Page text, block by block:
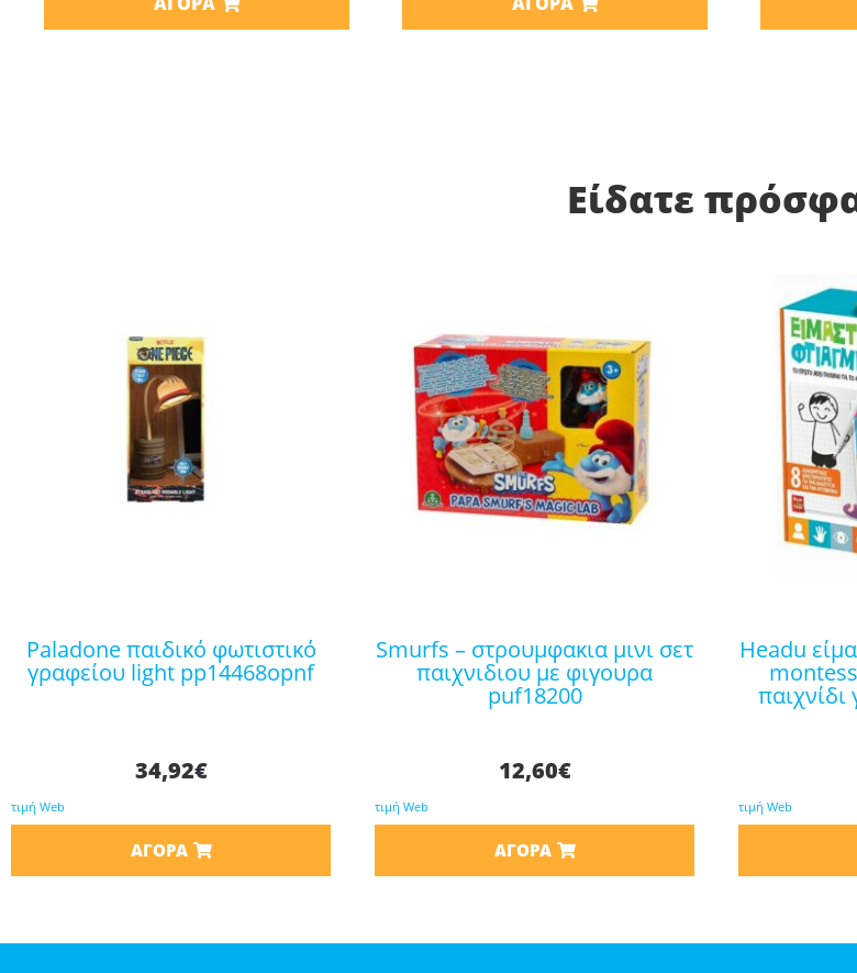
Είδατε
paladone παιδικό φωτιστικό
γραφείου light pp14468opnf
34,92€
τιμή Web
ΑΓΟΡΆ
smurfs – στρουμφακια μινι σετ
παιχνιδιου με φιγουρα
puf18200
12,60€
τιμή Web
ΑΓΟΡΆ
headu είμαστε φτιαγμένοι έτσι
τιμή Web